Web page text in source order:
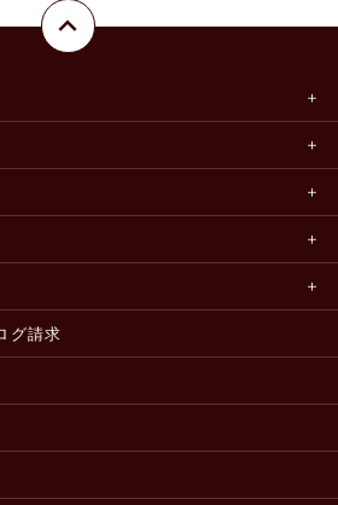
グ請求